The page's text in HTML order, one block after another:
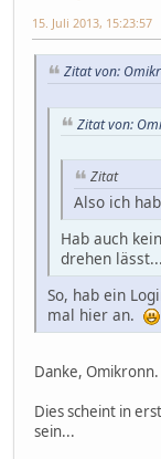
15. Juli 2013, 15:23:57
Zitat von:
Zitat von:
Zitat
Also ich
Hab auch
drehen lässt...
So, hab ein
mal hier an.
Danke, Omikronn.
Dies scheint in
sein...